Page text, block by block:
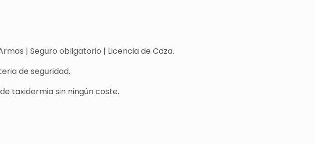
| Seguro obligatorio | Licencia de Caza.
de seguridad.
taxidermia sin ningún coste.